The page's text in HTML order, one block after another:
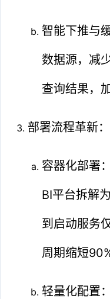
智能下推与
数据源，减
查询结果，
部署流程革新：
容器化部署
BI平台拆解
到启动服务
周期缩短90%
轻量化配置